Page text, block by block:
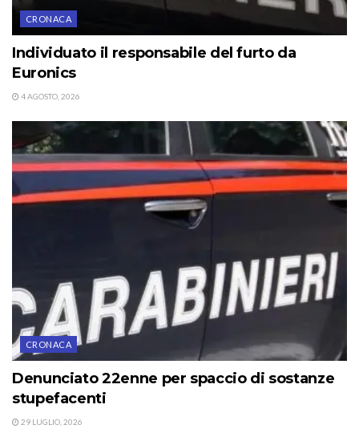
CRONACA
Individuato il responsabile del furto da
Euronics
4 AGOSTO, 2026
CRONACA
Denunciato 22enne per spaccio di sostanze
stupefacenti
29 LUGLIO, 2026